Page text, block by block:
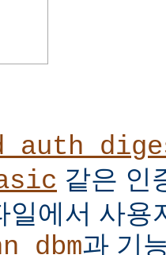
같은 인
일에서 사용
과 기